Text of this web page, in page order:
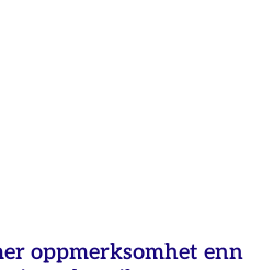
oppmerksomhet enn